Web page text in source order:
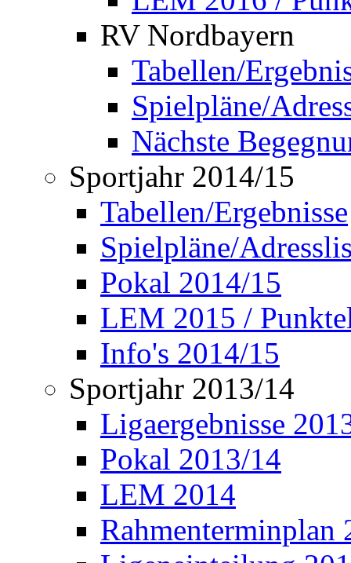
RV Nordbayern
Tabellen/
Spielpläne/
Nächste
Sportjahr 2014/15
Tabellen/Ergebnisse
Spielpläne/
Pokal 2014/15
LEM 2015 /
Info's 2014/15
Sportjahr 2013/14
Ligaergebnisse
Pokal 2013/14
LEM 2014
Rahmenterminplan